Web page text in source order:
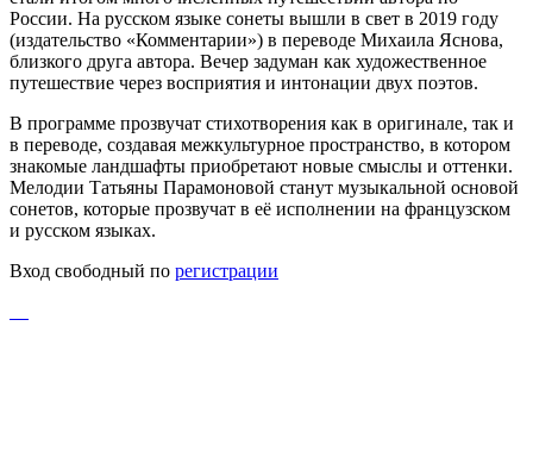
России. На русском языке сонеты вышли в свет в 2019 году
(издательство «Комментарии») в переводе Михаила Яснова,
близкого друга автора. Вечер задуман как художественное
путешествие через восприятия и интонации двух поэтов.
В программе прозвучат стихотворения как в оригинале, так и
в переводе, создавая межкультурное пространство, в котором
знакомые ландшафты приобретают новые смыслы и оттенки.
Мелодии Татьяны Парамоновой станут музыкальной основой
сонетов, которые прозвучат в её исполнении на французском
и русском языках.
Вход свободный по регистрации